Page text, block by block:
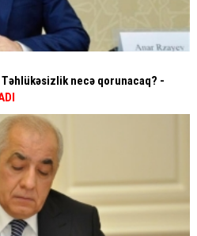
necə qorunacaq? -